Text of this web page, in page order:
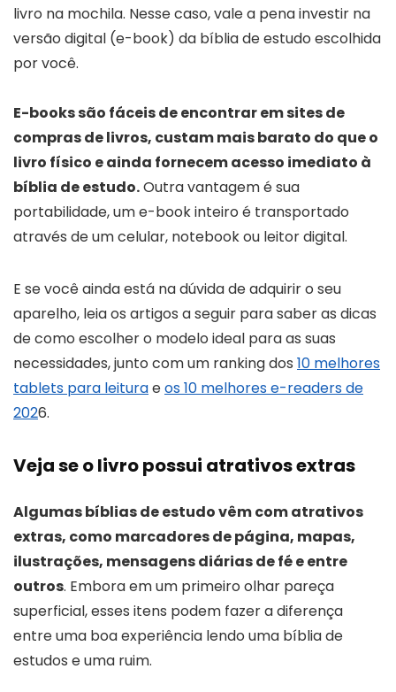
livro na mochila. Nesse caso, vale a pena investir na
versão digital (e-book) da bíblia de estudo escolhida
por você.
E-books são fáceis de encontrar em sites de
compras de livros, custam mais barato do que o
livro físico e ainda fornecem acesso imediato à
bíblia de estudo.Outra vantagem é sua
portabilidade, um e-book inteiro é transportado
através de um celular, notebook ou leitor digital.
E se você ainda está na dúvida de adquirir o seu
aparelho, leia os artigos a seguir para saber as dicas
de como escolher o modelo ideal para as suas
necessidades, junto com um ranking dos 10 melhores
tablets para leituraeos 10 melhores e-readers de
2026.
Veja se o livro possui atrativos extras
Algumas bíblias de estudo vêm com atrativos
extras, como marcadores de página, mapas,
ilustrações, mensagens diárias de fé e entre
outros. Embora em um primeiro olhar pareça
superficial, esses itens podem fazer a diferença
entre uma boa experiência lendo uma bíblia de
estudos e uma ruim.